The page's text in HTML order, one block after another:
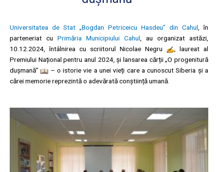
Universitatea de Stat „Bogdan Petriceicu Hasdeu” din Cahul, în
parteneriat cu Primăria Municipiului Cahul, au organizat astăzi,
10.12.2024, întâlnirea cu scriitorul Nicolae Negru
, laureat al
Premiului Național pentru anul 2024, și lansarea cărții „O progenitură
dușmană”
– o istorie vie a unei vieți care a cunoscut Siberia și a
cărei memorie reprezintă o adevărată conștiință umană.